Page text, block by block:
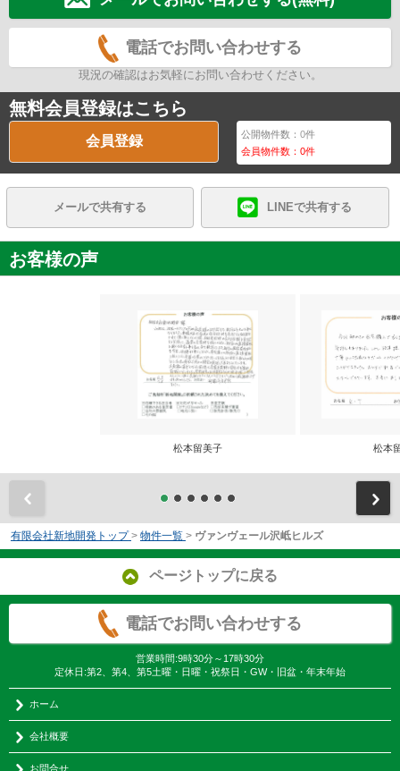
電話でお問い合わせする
現況の確認はお気軽にお問い合わせください。
無料会員登録はこちら
会員登録 公開物件数：0件
会員物件数：0件
メールで共有する LINEで共有する
お客様の声
松本留美子 松本
有限会社新地開発トップ > 物件一覧 > ヴァンヴェール沢岻ヒルズ
ページトップに戻る
電話でお問い合わせする
営業時間:9時30分～17時30分
定休日:第2、第4、第5土曜・日曜・祝祭日・GW・旧盆・年末年始
ホーム
会社概要
お問合せ